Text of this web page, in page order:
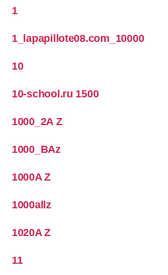
1
1_lapapillote08.com_10000
10
10-school.ru 1500
1000_2A Z
1000_BAz
1000A Z
1000allz
1020A Z
11